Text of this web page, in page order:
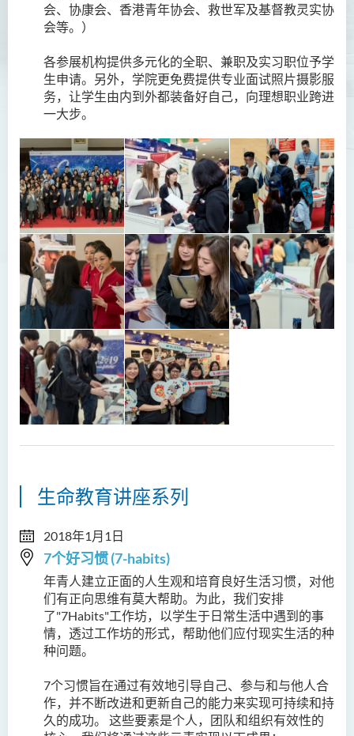
会、协康会、香港青年协会、救世军及基督教灵实协
会等。）
各参展机构提供多元化的全职、兼职及实习职位予学
生申请。另外，学院更免费提供专业面试照片摄影服
务，让学生由内到外都装备好自己，向理想职业跨进
一大步。
生命教育讲座系列
2018年1月1日
7个好习惯 (7-habits)
年青人建立正面的人生观和培育良好生活习惯，对他
们有正向思维有莫大帮助。为此，我们安排
了"7Habits"工作坊，以学生于日常生活中遇到的事
情，透过工作坊的形式，帮助他们应付现实生活的种
种问题。
7个习惯旨在通过有效地引导自己、参与和与他人合
作，并不断改进和更新自己的能力来实现可持续和持
久的成功。 这些要素是个人，团队和组织有效性的